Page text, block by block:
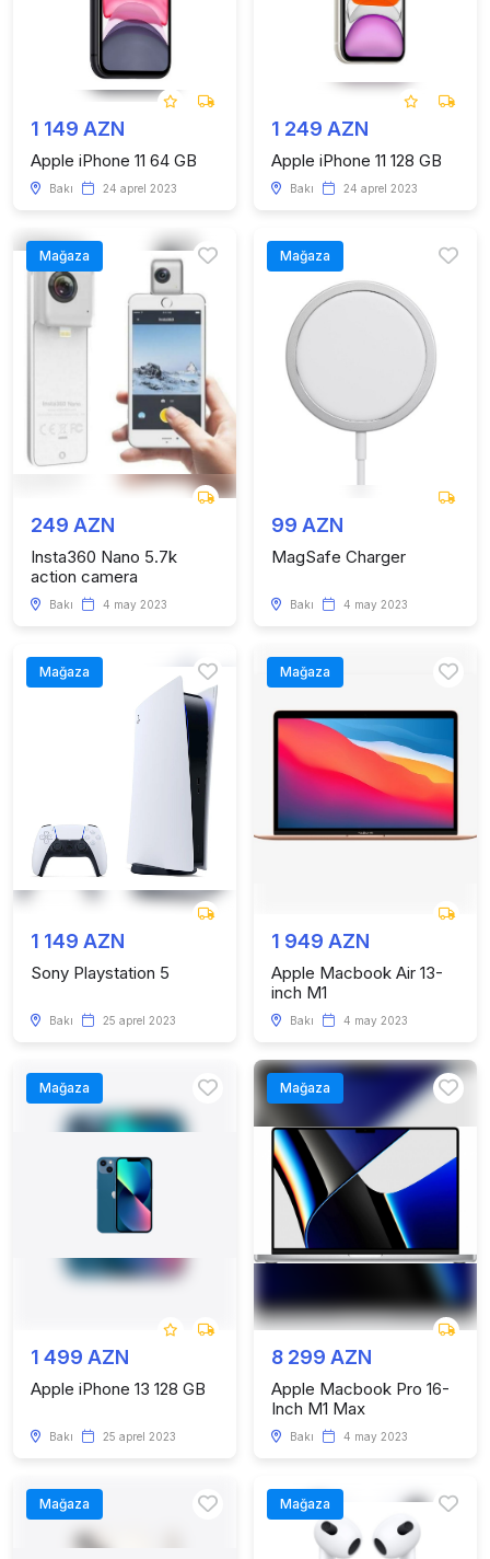
1 149 AZN
Apple iPhone 11 64 GB
Bakı 24 aprel 2023
1 249 AZN
Apple iPhone 11 128 GB
Bakı 24 aprel 2023
Mağaza
249 AZN
Insta360 Nano 5.7k
action camera
Bakı 4 may 2023
Mağaza
99 AZN
MagSafe Charger
Bakı 4 may 2023
Mağaza
1 149 AZN
Sony Playstation 5
Bakı 25 aprel 2023
Mağaza
1 949 AZN
Apple Macbook Air 13-
inch M1
Bakı 4 may 2023
Mağaza
1 499 AZN
Apple iPhone 13 128 GB
Bakı 25 aprel 2023
Mağaza
8 299 AZN
Apple Macbook Pro 16-
Inch M1 Max
Bakı 4 may 2023
Mağaza Mağaza